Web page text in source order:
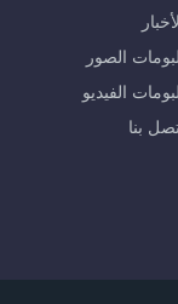
الصور
الفيديو
بنا